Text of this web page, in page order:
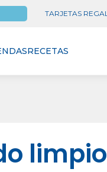
TARJETAS
RECETAS
limpio